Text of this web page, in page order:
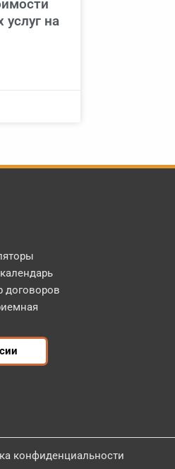
на
договоров
конфиденциальности